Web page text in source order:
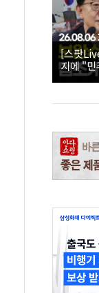
[스팟
지에 "민